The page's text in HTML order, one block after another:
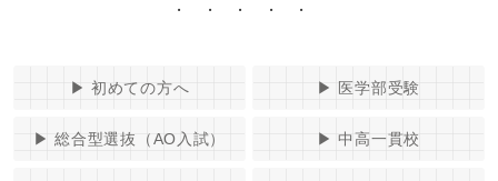
▶︎ 初めての方へ ▶︎ 医学部受験
▶︎ 総合型選抜（AO入試） ▶︎ 中高一貫校